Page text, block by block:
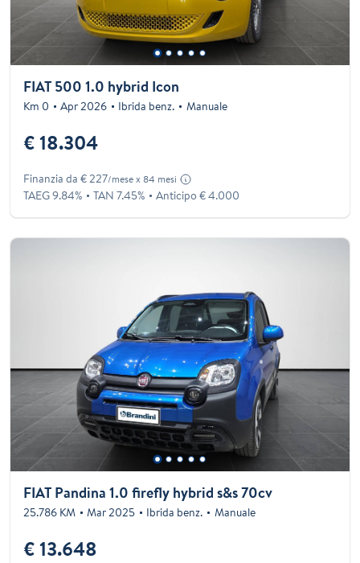
FIAT 500 1.0 hybrid Icon
Km 0 Apr 2026 Ibrida benz. Manuale
€ 18.304
Finanzia da € 227/mese x 84 mesi
TAEG 9.84% TAN 7.45% Anticipo € 4.000
FIAT Pandina 1.0 firefly hybrid s&s 70cv
25.786 KM Mar 2025 Ibrida benz. Manuale
€ 13.648